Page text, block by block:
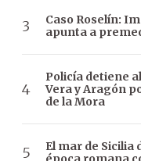
Caso Roselín:
apunta a
Policía detiene
Vera y Aragón
de la Mora
El mar de Sicilia